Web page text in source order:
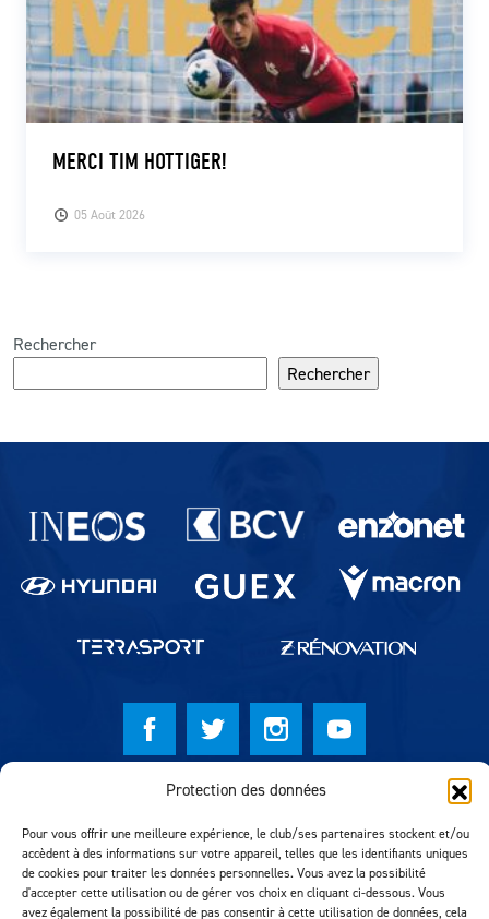
Protection des données
Pour vous offrir une meilleure expérience, le club/ses partenaires stockent et/ou
accèdent à des informations sur votre appareil, telles que les identifiants uniques
de cookies pour traiter les données personnelles. Vous avez la possibilité
d'accepter cette utilisation ou de gérer vos choix en cliquant ci-dessous. Vous
avez également la possibilité de pas consentir à cette utilisation de données, cela
05 Août 2026
MERCI TIM HOTTIGER!
Rechercher
Rechercher
Partenaires du lausanne-Sport
© Lausanne Sport Football Club 2026
Réalisation MTM Agency